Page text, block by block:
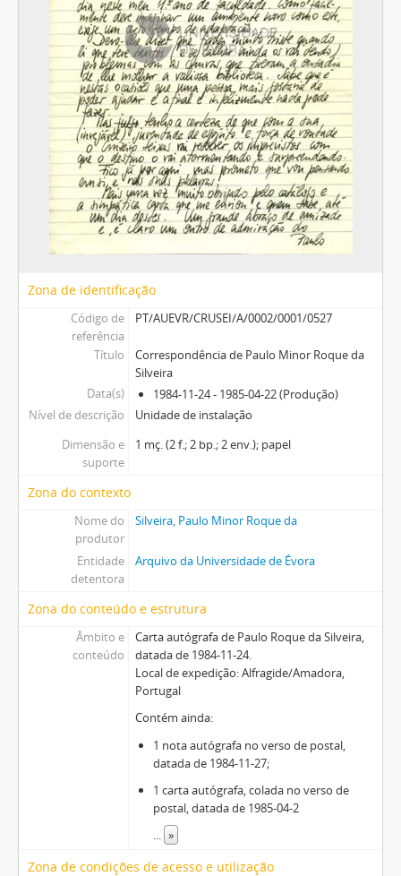
Zona de identificação
Código de
referência
PT/AUEVR/CRUSEI/A/0002/0001/0527
Título
Correspondência de Paulo Minor Roque da
Silveira
Data(s)
1984-11-24 - 1985-04-22 (Produção)
Nível de descrição
Unidade de instalação
Dimensão e
suporte
1 mç. (2 f.; 2 bp.; 2 env.); papel
Zona do contexto
Nome do
produtor
Silveira, Paulo Minor Roque da
Entidade
detentora
Arquivo da Universidade de Évora
Zona do conteúdo e estrutura
Âmbito e
conteúdo
Carta autógrafa de Paulo Roque da Silveira,
datada de 1984-11-24.
Local de expedição: Alfragide/Amadora,
Portugal
Contém ainda:
1 nota autógrafa no verso de postal,
datada de 1984-11-27;
1 carta autógrafa, colada no verso de
postal, datada de 1985-04-2
... »
Zona de condições de acesso e utilização